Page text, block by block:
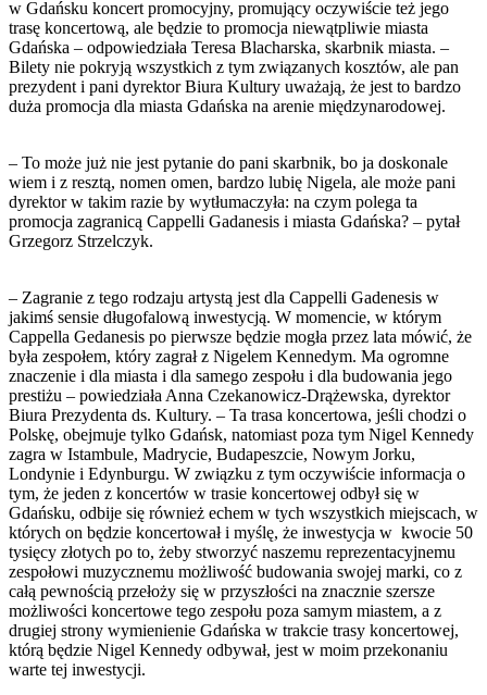
w Gdańsku koncert promocyjny, promujący oczywiście też jego
trasę koncertową, ale będzie to promocja niewątpliwie miasta
Gdańska – odpowiedziała Teresa Blacharska, skarbnik miasta. –
Bilety nie pokryją wszystkich z tym związanych kosztów, ale pan
prezydent i pani dyrektor Biura Kultury uważają, że jest to bardzo
duża promocja dla miasta Gdańska na arenie międzynarodowej.
– To może już nie jest pytanie do pani skarbnik, bo ja doskonale
wiem i z resztą, nomen omen, bardzo lubię Nigela, ale może pani
dyrektor w takim razie by wytłumaczyła: na czym polega ta
promocja zagranicą Cappelli Gadanesis i miasta Gdańska? – pytał
Grzegorz Strzelczyk.
– Zagranie z tego rodzaju artystą jest dla Cappelli Gadenesis w
jakimś sensie długofalową inwestycją. W momencie, w którym
Cappella Gedanesis po pierwsze będzie mogła przez lata mówić, że
była zespołem, który zagrał z Nigelem Kennedym. Ma ogromne
znaczenie i dla miasta i dla samego zespołu i dla budowania jego
prestiżu – powiedziała Anna Czekanowicz-Drążewska, dyrektor
Biura Prezydenta ds. Kultury. – Ta trasa koncertowa, jeśli chodzi o
Polskę, obejmuje tylko Gdańsk, natomiast poza tym Nigel Kennedy
zagra w Istambule, Madrycie, Budapeszcie, Nowym Jorku,
Londynie i Edynburgu. W związku z tym oczywiście informacja o
tym, że jeden z koncertów w trasie koncertowej odbył się w
Gdańsku, odbije się również echem w tych wszystkich miejscach, w
których on będzie koncertował i myślę, że inwestycja w kwocie 50
tysięcy złotych po to, żeby stworzyć naszemu reprezentacyjnemu
zespołowi muzycznemu możliwość budowania swojej marki, co z
całą pewnością przełoży się w przyszłości na znacznie szersze
możliwości koncertowe tego zespołu poza samym miastem, a z
drugiej strony wymienienie Gdańska w trakcie trasy koncertowej,
którą będzie Nigel Kennedy odbywał, jest w moim przekonaniu
warte tej inwestycji.